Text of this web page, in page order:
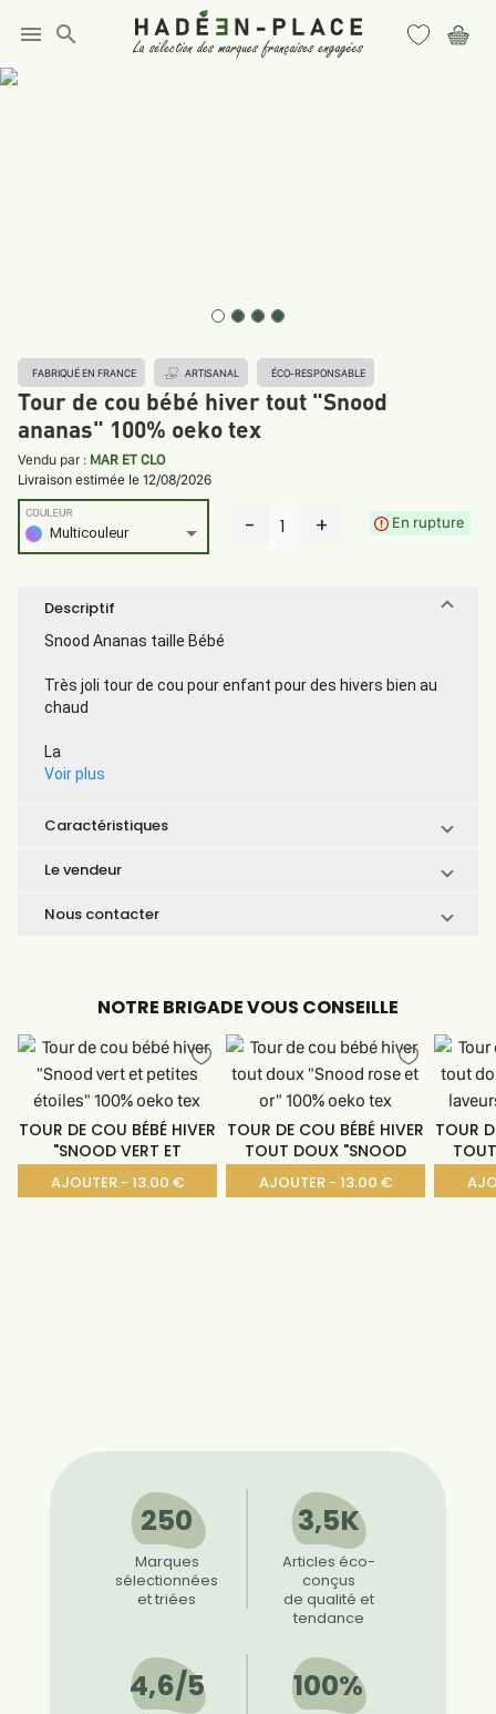
menu search
FABRIQUÉ EN FRANCE ARTISANAL ÉCO-RESPONSABLE
Tour de cou bébé hiver tout "Snood
ananas" 100% oeko tex
Vendu par : MAR ET CLO
Livraison estimée le 12/08/2026
Multicouleur
COULEUR - 1 + En rupture
Descriptif
Snood Ananas taille Bébé
Très joli tour de cou pour enfant pour des hivers bien au
chaud
La
Voir plus
Caractéristiques
Le vendeur
Nous contacter
NOTRE BRIGADE VOUS CONSEILLE
TOUR DE COU BÉBÉ HIVER
"SNOOD VERT ET
AJOUTER - 13.00 €
TOUR DE COU BÉBÉ HIVER
TOUT DOUX "SNOOD
AJOUTER - 13.00 €
TOUR
250
Marques
sélectionnées
et triées
3,5K
Articles éco-
conçus
de qualité et
tendance
4,6/5 100%